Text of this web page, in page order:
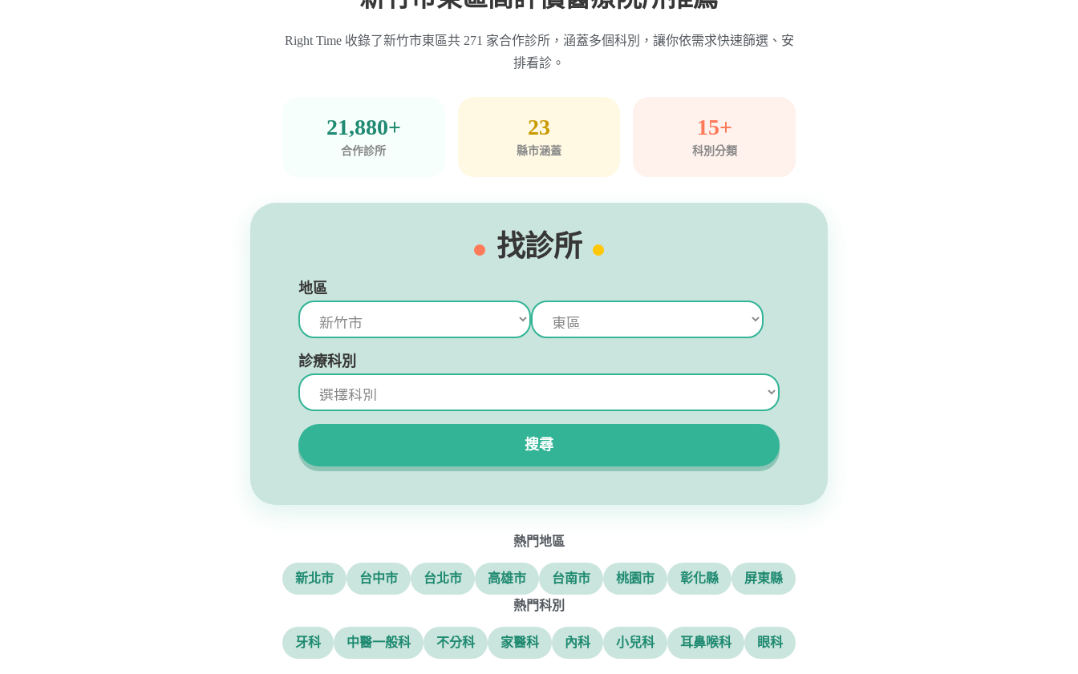
Right Time 收錄了新竹市東區共 271 家合作診所，涵蓋多個科別，讓你依需求快速篩選、安
排看診。
21,880+
合作診所
23
縣市涵蓋
15+
科別分類
找診所
地區
診療科別
搜尋
熱門地區
新北市 台中市 台北市 高雄市 台南市 桃園市 彰化縣
屏東縣
熱門科別
牙科 中醫一般科 不分科 家醫科 內科 小兒科 耳鼻喉科 眼科